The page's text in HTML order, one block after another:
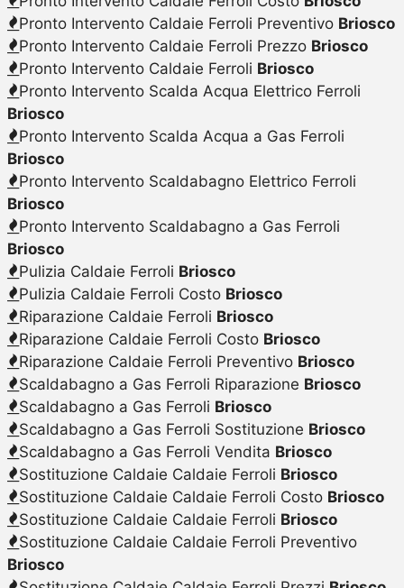
Pronto Intervento Caldaie Ferroli Preventivo Briosco
Pronto Intervento Caldaie Ferroli Prezzo Briosco
Pronto Intervento Caldaie Ferroli Briosco
Pronto Intervento Scalda Acqua Elettrico Ferroli
Briosco
Pronto Intervento Scalda Acqua a Gas Ferroli
Briosco
Pronto Intervento Scaldabagno Elettrico Ferroli
Briosco
Pronto Intervento Scaldabagno a Gas Ferroli
Briosco
Pulizia Caldaie Ferroli Briosco
Pulizia Caldaie Ferroli Costo Briosco
Riparazione Caldaie Ferroli Briosco
Riparazione Caldaie Ferroli Costo Briosco
Riparazione Caldaie Ferroli Preventivo Briosco
Scaldabagno a Gas Ferroli Riparazione Briosco
Scaldabagno a Gas Ferroli Briosco
Scaldabagno a Gas Ferroli Sostituzione Briosco
Scaldabagno a Gas Ferroli Vendita Briosco
Sostituzione Caldaie Caldaie Ferroli Briosco
Sostituzione Caldaie Caldaie Ferroli Costo Briosco
Sostituzione Caldaie Caldaie Ferroli Briosco
Sostituzione Caldaie Caldaie Ferroli Preventivo
Briosco